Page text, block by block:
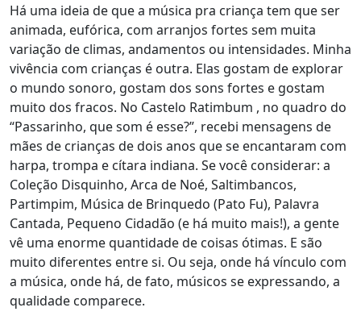
Há uma ideia de que a música pra criança tem que ser
animada, eufórica, com arranjos fortes sem muita
variação de climas, andamentos ou intensidades. Minha
vivência com crianças é outra. Elas gostam de explorar
o mundo sonoro, gostam dos sons fortes e gostam
muito dos fracos. No Castelo Ratimbum , no quadro do
“Passarinho, que som é esse?”, recebi mensagens de
mães de crianças de dois anos que se encantaram com
harpa, trompa e cítara indiana. Se você considerar: a
Coleção Disquinho, Arca de Noé, Saltimbancos,
Partimpim, Música de Brinquedo (Pato Fu), Palavra
Cantada, Pequeno Cidadão (e há muito mais!), a gente
vê uma enorme quantidade de coisas ótimas. E são
muito diferentes entre si. Ou seja, onde há vínculo com
a música, onde há, de fato, músicos se expressando, a
qualidade comparece.